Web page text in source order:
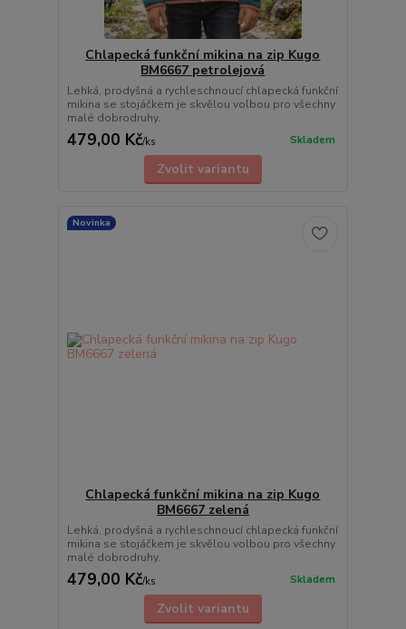
Chlapecká funkční mikina na zip Kugo
BM6667 petrolejová
Lehká, prodyšná a rychleschnoucí chlapecká funkční
mikina se stojáčkem je skvělou volbou pro všechny
malé dobrodruhy.
479,00 Kč/ks Skladem
Zvolit variantu
Novinka
Chlapecká funkční mikina na zip Kugo
BM6667 zelená
Lehká, prodyšná a rychleschnoucí chlapecká funkční
mikina se stojáčkem je skvělou volbou pro všechny
malé dobrodruhy.
479,00 Kč/ks Skladem
Zvolit variantu